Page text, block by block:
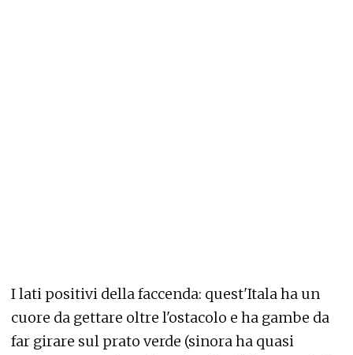
I lati positivi della faccenda: quest'Itala ha un
cuore da gettare oltre l'ostacolo e ha gambe da
far girare sul prato verde (sinora ha quasi